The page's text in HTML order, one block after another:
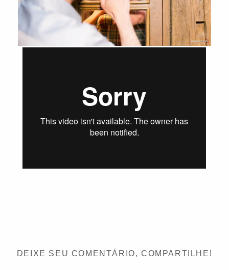
DEIXE SEU COMENTÁRIO, COMPARTILHE!